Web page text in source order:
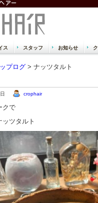
島 美容室 美
ス スタッフ お知らせ
プログ > ナッツタルト
crophair
クで
ッツタルト